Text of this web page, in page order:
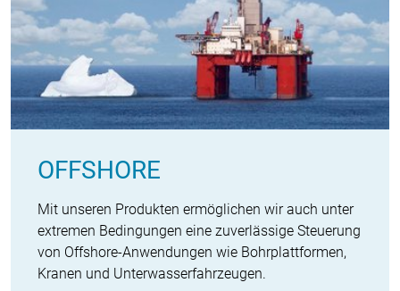
OFFSHORE
Mit unseren Produkten ermöglichen wir auch unter
extremen Bedingungen eine zuverlässige Steuerung
von Offshore-Anwendungen wie Bohrplattformen,
Kranen und Unterwasserfahrzeugen.